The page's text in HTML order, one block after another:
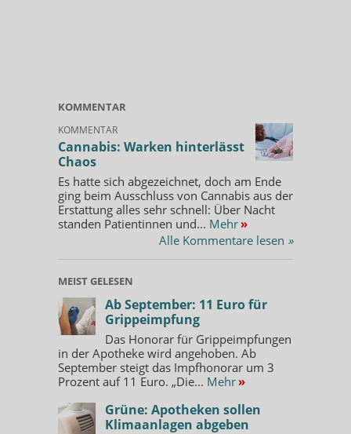
KOMMENTAR
KOMMENTAR
Cannabis: Warken hinterlässt
Chaos
Es hatte sich abgezeichnet, doch am Ende
ging beim Ausschluss von Cannabis aus der
Erstattung alles sehr schnell: Über Nacht
standen Patientinnen und... Mehr »
Alle Kommentare lesen »
MEIST GELESEN
Ab September: 11 Euro für
Grippeimpfung
Das Honorar für Grippeimpfungen
in der Apotheke wird angehoben. Ab
September steigt das Impfhonorar um 3
Prozent auf 11 Euro. „Die... Mehr »
Grüne: Apotheken sollen
Klimaanlagen abgeben